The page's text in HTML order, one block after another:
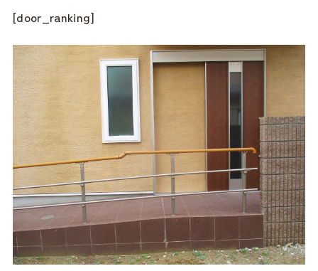
[door_ranking]